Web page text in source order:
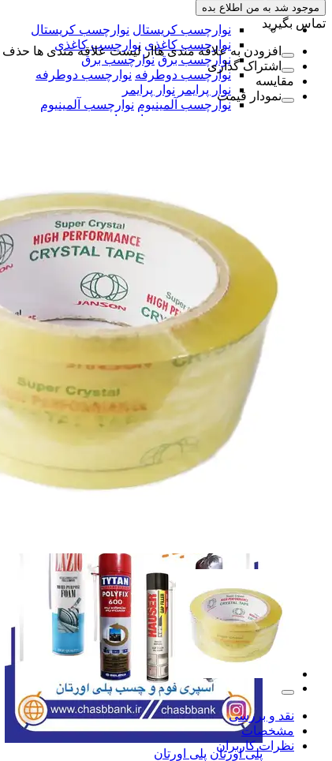
نوارچسب کریستال نوارچسب کریستال
نوارچسب کاغذی نوارچسب کاغذی
نوارچسب برق نوارچسب برق
نوارچسب دوطرفه نوارچسب دوطرفه
نوار پرایمر نوار پرایمر
نوارچسب آلمینیوم نوارچسب آلمینیوم
همه دسته بندی های نوار چسب
نوار چسب
نوار چسب
اسپری فوم
اسپری فوم
پلی اورتان سوسیسی
پلی اورتان سوسیسی
همه دسته بندی های پلی اورتان
پلی اورتان پلی اورتان
موجود شد به من اطلاع بده
تماس بگیرید
افزودن به علاقه مندی هااز لیست علاقه مندی ها
اشتراک گذاری
مقایسه
نمودار قیمت
نقد و بررسی
مشخصات
نظرات کاربران